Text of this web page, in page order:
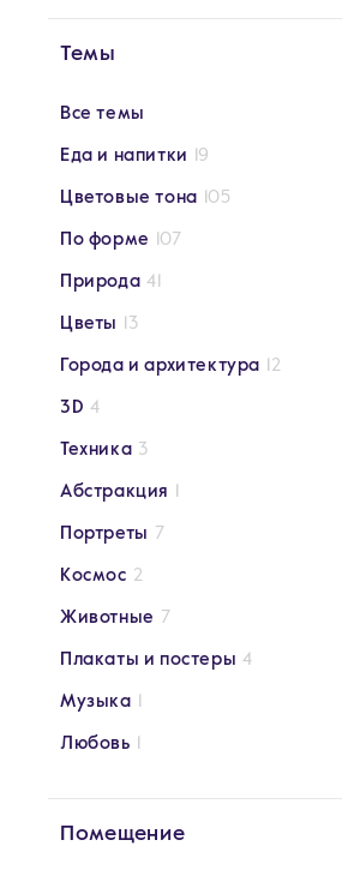
Темы
Все темы
Еда и напитки 19
Цветовые тона 105
По форме 107
Природа 41
Цветы 13
Города и архитектура 12
3D 4
Техника 3
Абстракция
Портреты 7
Космос 2
Животные 7
Плакаты и постеры 4
Музыка
Любовь
Помещение